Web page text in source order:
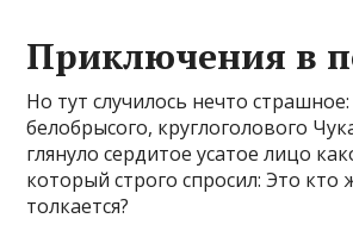
Приключения в
Но тут случилось нечто
белобрысого, круглоголового
глянуло сердитое усатое лицо
который строго спросил: Это кто
толкается?